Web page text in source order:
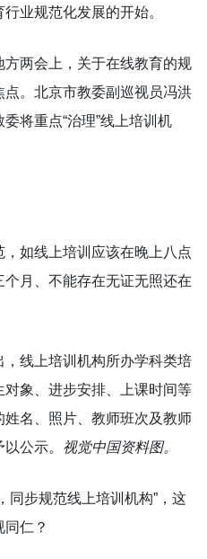
业规范化发展的开始。
两会上，关于在线教育的规
。北京市教委副巡视员冯洪
将重点“治理”线上培训机
如线上培训应该在晚上八点
月、不能存在无证无照还在
线上培训机构所办学科类培
象、进步安排、上课时间等
名、照片、教师班次及教师
公示。 视觉中国资料图。
同步规范线上培训机构”，这
仁？